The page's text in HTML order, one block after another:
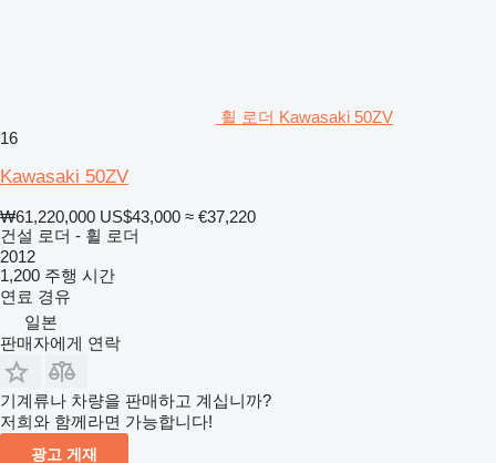
휠 로더 Kawasaki 50ZV
16
Kawasaki 50ZV
₩61,220,000 US$43,000 ≈ €37,220
건설 로더 - 휠 로더
2012
1,200 주행 시간
연료 경유
일본
판매자에게 연락
기계류나 차량을 판매하고 계십니까?
저희와 함께라면 가능합니다!
광고 게재